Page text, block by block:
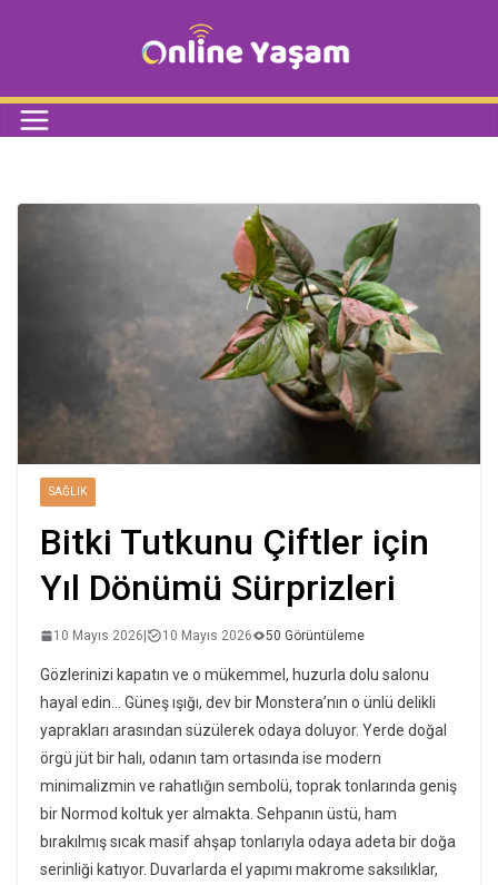
SAĞLIK
Bitki Tutkunu Çiftler için
Yıl Dönümü Sürprizleri
10 Mayıs 2026| 10 Mayıs 2026 50 Görüntüleme
Gözlerinizi kapatın ve o mükemmel, huzurla dolu salonu
hayal edin… Güneş ışığı, dev bir Monstera’nın o ünlü delikli
yaprakları arasından süzülerek odaya doluyor. Yerde doğal
örgü jüt bir halı, odanın tam ortasında ise modern
minimalizmin ve rahatlığın sembolü, toprak tonlarında geniş
bir Normod koltuk yer almakta. Sehpanın üstü, ham
bırakılmış sıcak masif ahşap tonlarıyla odaya adeta bir doğa
serinliği katıyor. Duvarlarda el yapımı makrome saksılıklar,